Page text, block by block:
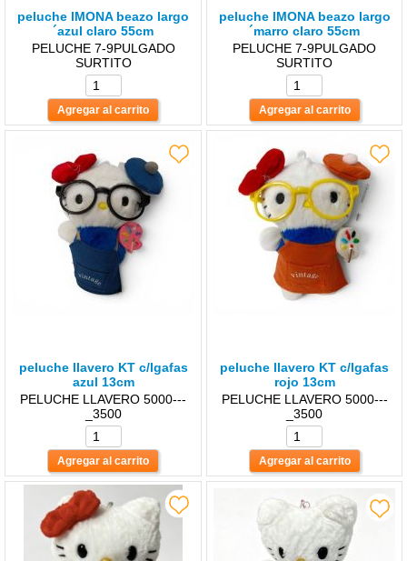
peluche lMONA beazo largo
´azul claro 55cm
PELUCHE 7-9PULGADO
SURTITO
peluche lMONA beazo largo
´marro claro 55cm
PELUCHE 7-9PULGADO
SURTITO
peluche llavero KT c/lgafas
azul 13cm
PELUCHE LLAVERO 5000---
_3500
peluche llavero KT c/lgafas
rojo 13cm
PELUCHE LLAVERO 5000---
_3500